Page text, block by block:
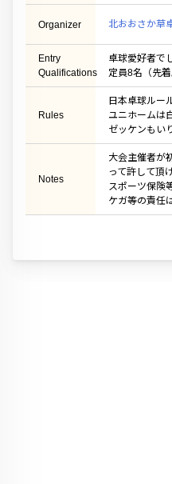
Organizer 北おおさか草
Entry
Qualifications
卓球愛好者で
定員8名（先着
Rules
日本卓球ルー
ユニホームは
ゼッケンもい
Notes
大会主催者が
って許して頂
スポーツ保険
ケガ等の責任